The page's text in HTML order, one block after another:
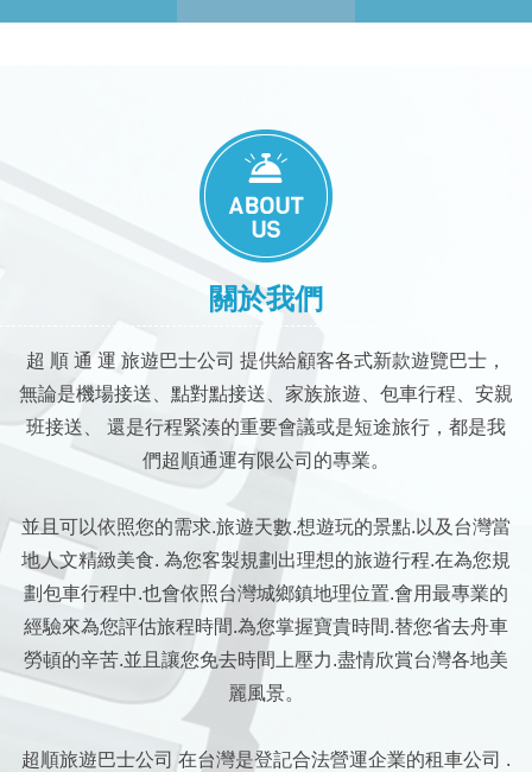
關於我們
超 順 通 運 旅遊巴士公司 提供給顧客各式新款遊覽巴士，
無論是機場接送、點對點接送、家族旅遊、包車行程、安親
班接送、 還是行程緊湊的重要會議或是短途旅行，都是我
們超順通運有限公司的專業。
並且可以依照您的需求.旅遊天數.想遊玩的景點.以及台灣當
地人文精緻美食. 為您客製規劃出理想的旅遊行程.在為您規
劃包車行程中.也會依照台灣城鄉鎮地理位置.會用最專業的
經驗來為您評估旅程時間.為您掌握寶貴時間.替您省去舟車
勞頓的辛苦.並且讓您免去時間上壓力.盡情欣賞台灣各地美
麗風景。
超順旅遊巴士公司 在台灣是登記合法營運企業的租車公司 .